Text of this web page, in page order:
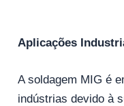
Aplicações
A soldagem MIG é
indústrias devido à